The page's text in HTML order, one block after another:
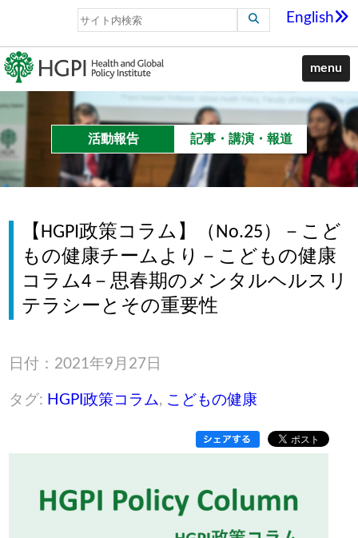
English
menu
活動報告 記事・講演・報道
【HGPI政策コラム】（No.25）－こど
もの健康チームより－こどもの健康
コラム4－思春期のメンタルヘルスリ
テラシーとその重要性
日付：2021年9月27日
タグ: HGPI政策コラム, こどもの健康